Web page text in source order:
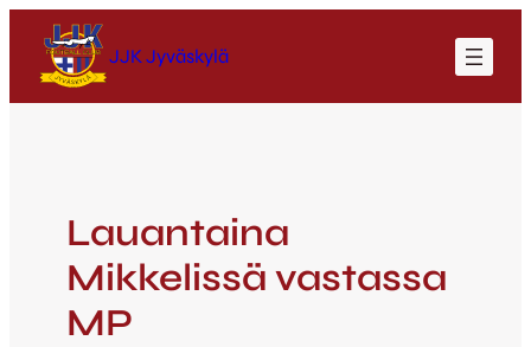
JJK Jyväskylä
Lauantaina
Mikkelissä vastassa
MP